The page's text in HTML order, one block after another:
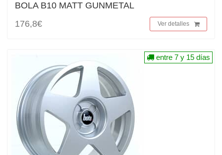
BOLA B10 MATT GUNMETAL
176,8€
Ver detalles
entre 7 y 15 días